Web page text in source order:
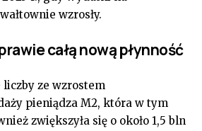
wzrosły.
całą nową płynność
liczby ze wzrostem
pieniądza M2, która w tym
zwiększyła się o około 1,5 bln